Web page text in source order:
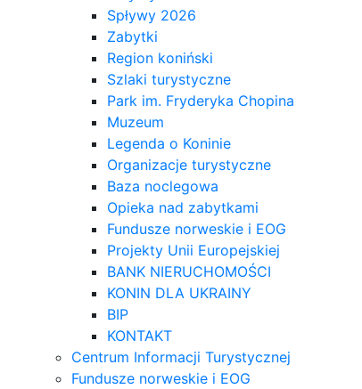
Spływy 2026
Zabytki
Region koniński
Szlaki turystyczne
Park im. Fryderyka Chopina
Muzeum
Legenda o Koninie
Organizacje turystyczne
Baza noclegowa
Opieka nad zabytkami
Fundusze norweskie i EOG
Projekty Unii Europejskiej
BANK NIERUCHOMOŚCI
KONIN DLA UKRAINY
BIP
KONTAKT
Centrum Informacji Turystycznej
Fundusze norweskie i EOG